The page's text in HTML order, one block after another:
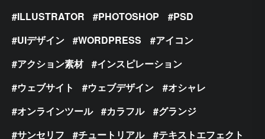
ILLUSTRATOR
PHOTOSHOP
PSD
UIデザイン
WORDPRESS
アイコン
アクション素材
インスピレーション
ウェブサイト
ウェブデザイン
オシャレ
オンラインツール
カラフル
グランジ
サンセリフ
チュートリアル
テキストエフェクト